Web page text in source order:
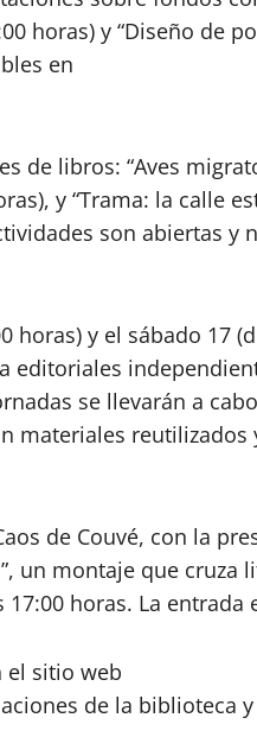
horas) y “Diseño de
en
de libros: “Aves
y “Trama: la calle
son abiertas y
horas) y el sábado 17
editoriales
se llevarán a
materiales reutilizados
de Couvé, con la
un montaje que cruza
horas. La entrada
el sitio web
de la biblioteca